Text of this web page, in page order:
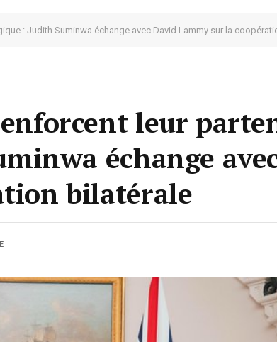
: Judith Suminwa échange avec David Lammy sur la
leur
échange
bilatérale